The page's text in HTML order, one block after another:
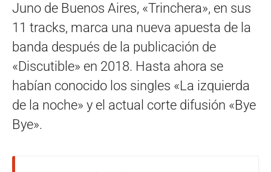
Juno de Buenos Aires, «Trinchera», en sus
11 tracks, marca una nueva apuesta de la
banda después de la publicación de
«Discutible» en 2018. Hasta ahora se
habían conocido los singles «La izquierda
de la noche» y el actual corte difusión «Bye
Bye».